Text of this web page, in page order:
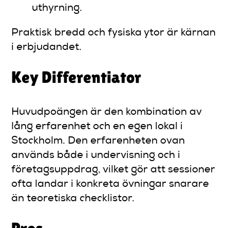
uthyrning.
Praktisk bredd och fysiska ytor är kärnan
i erbjudandet.
Key Differentiator
Huvudpoängen är den kombination av
lång erfarenhet och en egen lokal i
Stockholm. Den erfarenheten ovan
används både i undervisning och i
företagsuppdrag, vilket gör att sessioner
ofta landar i konkreta övningar snarare
än teoretiska checklistor.